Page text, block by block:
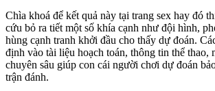
Chìa khoá để kết quả này tại trang sex hay đó
cứu bỏ ra tiết một số khía cạnh như đội hình,
hùng cạnh tranh khởi đầu cho thấy dự đoán.
định vào tài liệu hoạch toán, thông tin thể thao,
chuyên sâu giúp con cái người chơi dự đoán
trận đánh.